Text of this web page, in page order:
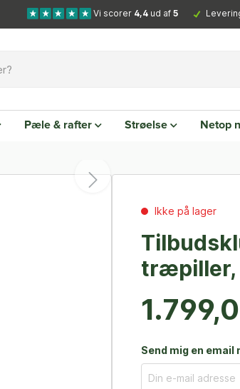
Vi scorer 4,4 ud af 5
Pæle & rafter Strøelse Netop
Ikke på lager
Send mig en email